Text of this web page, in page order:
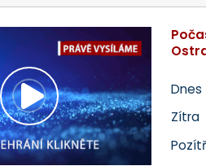
Přehrát
video
Dnes
Zítra